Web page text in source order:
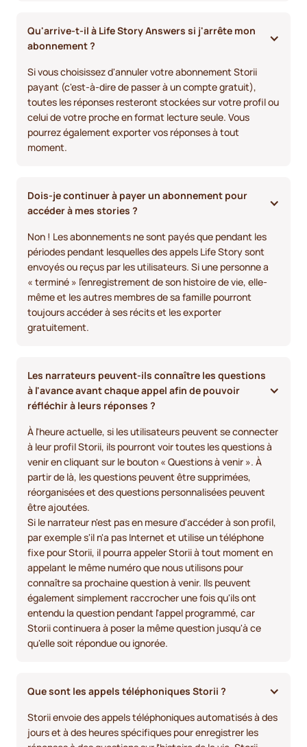
Qu'arrive-t-il à Life Story Answers si j'arrête mon
abonnement ?
Si vous choisissez d'annuler votre abonnement Storii
payant (c'est-à-dire de passer à un compte gratuit),
toutes les réponses resteront stockées sur votre profil ou
celui de votre proche en format lecture seule. Vous
pourrez également exporter vos réponses à tout
moment.
Dois-je continuer à payer un abonnement pour
accéder à mes stories ?
Non ! Les abonnements ne sont payés que pendant les
périodes pendant lesquelles des appels Life Story sont
envoyés ou reçus par les utilisateurs. Si une personne a
« terminé » l'enregistrement de son histoire de vie, elle-
même et les autres membres de sa famille pourront
toujours accéder à ses récits et les exporter
gratuitement.
Les narrateurs peuvent-ils connaître les questions
à l'avance avant chaque appel afin de pouvoir
réfléchir à leurs réponses ?
À l'heure actuelle, si les utilisateurs peuvent se connecter
à leur profil Storii, ils pourront voir toutes les questions à
venir en cliquant sur le bouton « Questions à venir ». À
partir de là, les questions peuvent être supprimées,
réorganisées et des questions personnalisées peuvent
être ajoutées.
Si le narrateur n'est pas en mesure d'accéder à son profil,
par exemple s'il n'a pas Internet et utilise un téléphone
fixe pour Storii, il pourra appeler Storii à tout moment en
appelant le même numéro que nous utilisons pour
connaître sa prochaine question à venir. Ils peuvent
également simplement raccrocher une fois qu'ils ont
entendu la question pendant l'appel programmé, car
Storii continuera à poser la même question jusqu'à ce
qu'elle soit répondue ou ignorée.
Que sont les appels téléphoniques Storii ?
Storii envoie des appels téléphoniques automatisés à des
jours et à des heures spécifiques pour enregistrer les